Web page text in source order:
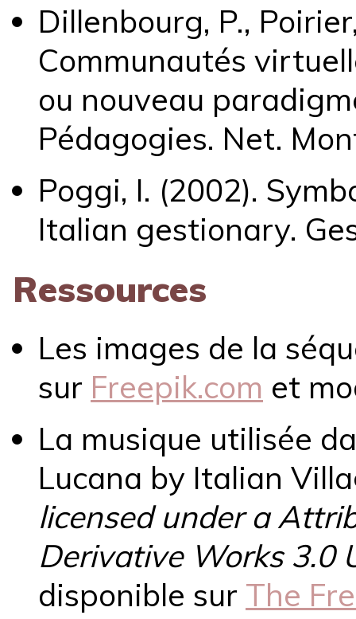
Dillenbourg, P.,
Communautés
ou nouveau
Pédagogies. Net.
Poggi, I. (2002).
Italian gestionary.
Ressources
Les images de la
sur Freepik.com et
La musique utilisée
Lucana by Italian
licensed under a
Derivative Works 3.0
disponible sur The